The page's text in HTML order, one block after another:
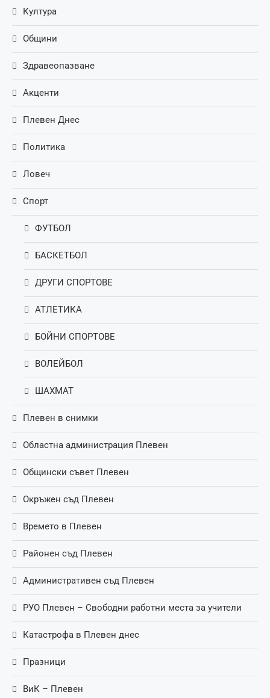
Култура
Общини
Здравеопазване
Акценти
Плевен Днес
Политика
Ловеч
Спорт
ФУТБОЛ
БАСКЕТБОЛ
ДРУГИ СПОРТОВЕ
АТЛЕТИКА
БОЙНИ СПОРТОВЕ
ВОЛЕЙБОЛ
ШАХМАТ
Плевен в снимки
Областна администрация Плевен
Общински съвет Плевен
Окръжен съд Плевен
Времето в Плевен
Районен съд Плевен
Административен съд Плевен
РУО Плевен – Свободни работни места за учители
Катастрофа в Плевен днес
Празници
ВиК – Плевен